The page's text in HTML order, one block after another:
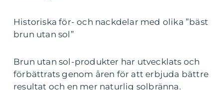
Historiska för- och nackdelar med olika ”bäst
brun utan sol”
Brun utan sol-produkter har utvecklats och
förbättrats genom åren för att erbjuda bättre
resultat och en mer naturlig solbränna.